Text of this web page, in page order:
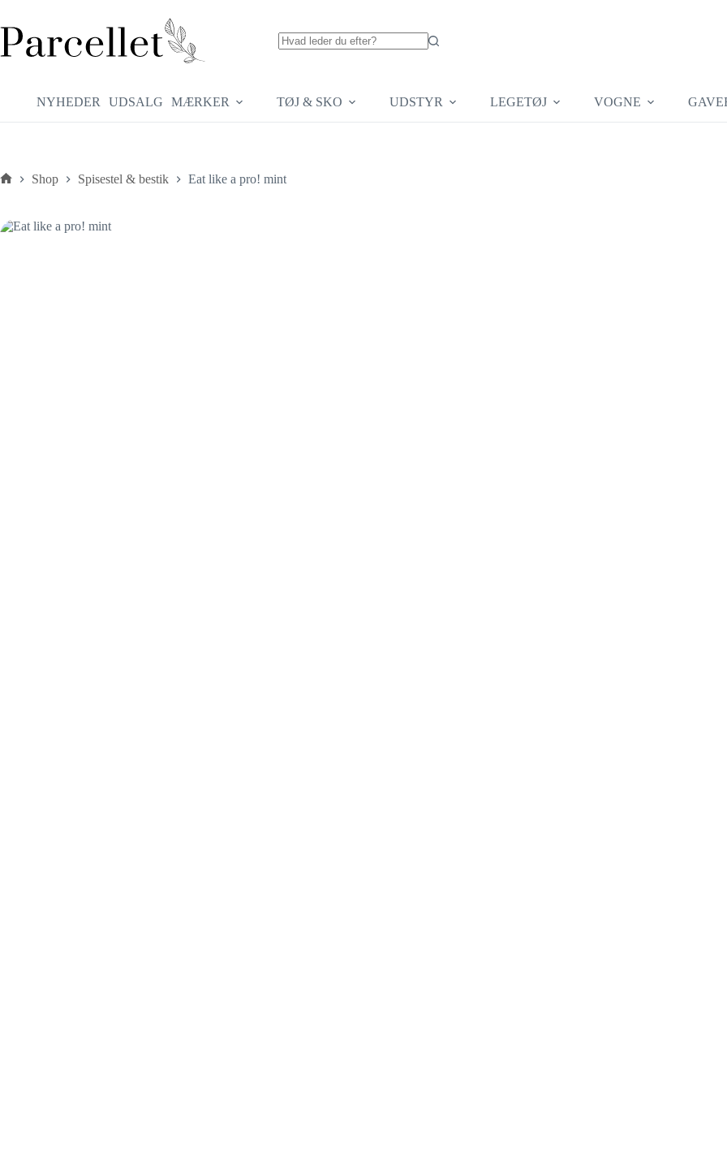
indhold
NYHEDER UDSALG MÆRKER TØJ & SKO UDSTYR LEGETØJ VOGNE
Shop Spisestel & bestik Eat like a pro! mint